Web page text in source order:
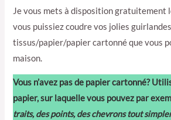
Je vous mets à disposition gratuitement
vous puissiez coudre vos jolies
tissus/papier/papier cartonné que vous
maison.
Vous n’avez pas de papier cartonné?
papier, sur laquelle vous pouvez par
traits, des points, des chevrons tout